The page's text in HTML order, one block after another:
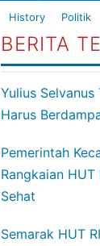
History Politik
BERITA
Yulius Selvanus
Harus
Pemerintah
Rangkaian
Sehat
Semarak HUT